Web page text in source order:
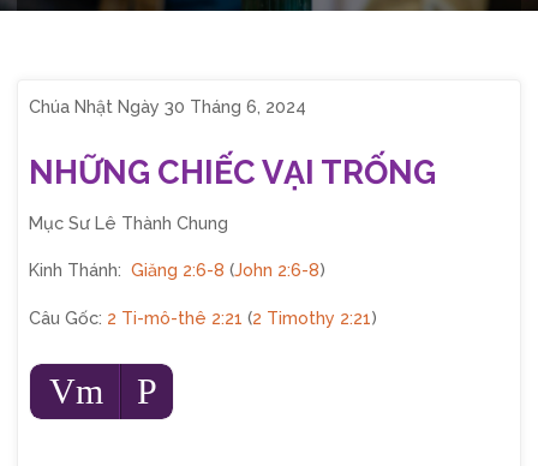
Chúa Nhật Ngày 30 Tháng 6, 2024
NHỮNG CHIẾC VẠI TRỐNG
Mục Sư Lê Thành Chung
Kinh Thánh: Giăng 2:6-8 (John 2:6-8)
Câu Gốc: 2 Ti-mô-thê 2:21 (2 Timothy 2:21)
Audio
Player
Vm P